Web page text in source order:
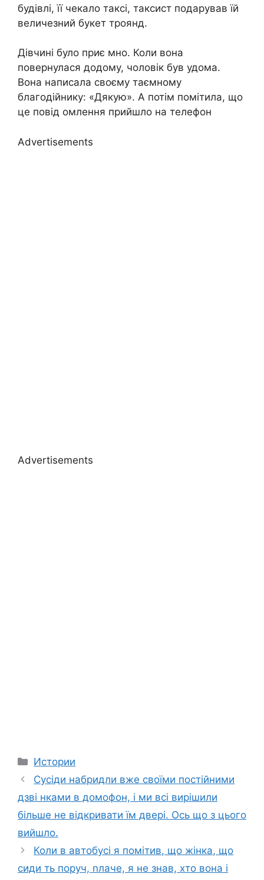
будівлі, її чекало таксі, таксист подарував їй
величезний букет троянд.
Дівчині було приє мно. Коли вона
повернулася додому, чоловік був удома.
Вона написала своєму таємному
благодійнику: «Дякую». А потім помітила, що
це повід омлення прийшло на телефон
Advertisements
Advertisements
Categories
Истории
Сусіди набридли вже своїми постійними
дзві нками в домофон, і ми всі вирішили
більше не відкривати їм двері. Ось що з цього
вийшло.
Коли в автобусі я помітив, що жінка, що
сиди ть поруч, nлаче, я не знав, хто вона і